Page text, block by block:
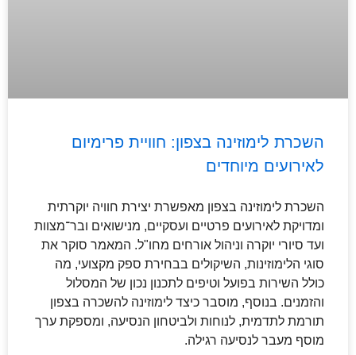
השכרת לימוזינה בצפון: חוויית פרימיום
לאירועים מיוחדים
השכרת לימוזינה בצפון מאפשרת יצירת חוויה יוקרתית
ומדויקת לאירועים פרטיים ועסקיים, מנישואים ובר־מצוות
ועד סיורי יוקרה וניהול אורחים מחו"ל. המאמר סוקר את
סוגי הלימוזינות, השיקולים בבחירת ספק מקצועי, מה
כולל השירות בפועל וטיפים לתכנון נכון של המסלול
והזמנים. בנוסף, מוסבר כיצד לימוזינה להשכרה בצפון
תורמת לתדמית, לנוחות ולביטחון הנסיעה, ומספקת ערך
מוסף מעבר לנסיעה רגילה.